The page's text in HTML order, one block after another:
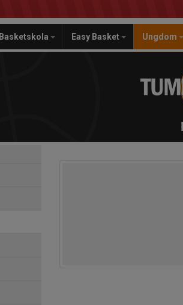
Basketskola Easy Basket Ungdom